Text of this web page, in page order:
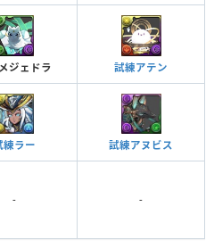
ジェドラ 試練アテン
練ラー 試練アヌビス
- -